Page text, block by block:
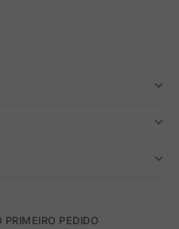
PEDIDO